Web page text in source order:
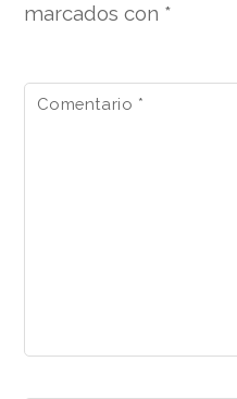
marcados con *
Comentario *